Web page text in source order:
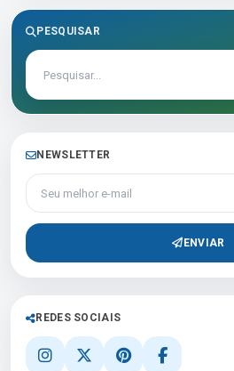
PESQUISAR
NEWSLETTER
Seu melhor e-mail
ENVIAR
REDES SOCIAIS